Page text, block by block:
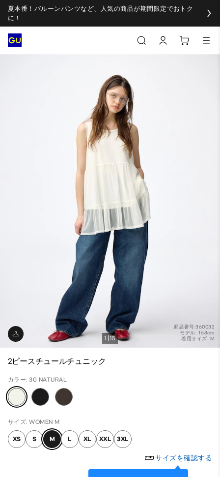
夏本番！バルーンパンツなど、人気の商品が期間限定でおトク
に！
商品番号:360032
モデル: 168cm
着用サイズ: M
1 15
2ピースチュールチュニック
カラー: 30 NATURAL
サイズ: WOMEN M
XS S M L XL XXL 3XL
サイズを確認する